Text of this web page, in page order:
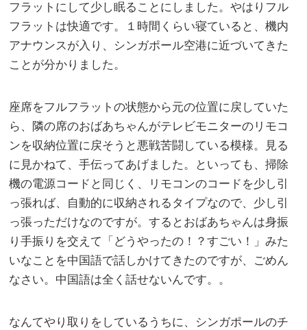
フラットにして少し眠ることにしました。やはりフル
フラットは快適です。１時間くらい寝ていると、機内
アナウンスが入り、シンガポール空港に近づいてきた
ことが分かりました。
座席をフルフラットの状態から元の位置に戻していた
ら、隣の席のおばあちゃんがテレビモニターのリモコ
ンを収納位置に戻そうと悪戦苦闘している模様。見る
に見かねて、手伝ってあげました。といっても、掃除
機の電源コードと同じく、リモコンのコードを少し引
っ張れば、自動的に収納されるタイプなので、少し引
っ張っただけなのですが。するとおばあちゃんは身振
り手振りを交えて「どうやったの！？すごい！」みた
いなことを中国語で話しかけてきたのですが、ごめん
なさい。中国語は全く話せないんです。。
なんてやり取りをしているうちに、シンガポールのチ